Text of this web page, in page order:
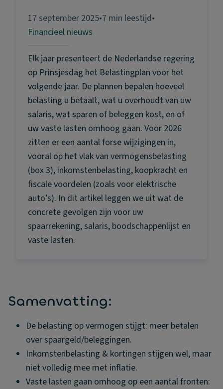
17 september 2025•7 min leestijd•
Financieel nieuws
Elk jaar presenteert de Nederlandse regering
op Prinsjesdag het Belastingplan voor het
volgende jaar. De plannen bepalen hoeveel
belasting u betaalt, wat u overhoudt van uw
salaris, wat sparen of beleggen kost, en of
uw vaste lasten omhoog gaan. Voor 2026
zitten er een aantal forse wijzigingen in,
vooral op het vlak van vermogensbelasting
(box 3), inkomstenbelasting, koopkracht en
fiscale voordelen (zoals voor elektrische
auto’s). In dit artikel leggen we uit wat de
concrete gevolgen zijn voor uw
spaarrekening, salaris, boodschappenlijst en
vaste lasten.
Samenvatting:
De belasting op vermogen stijgt: meer betalen
over spaargeld/beleggingen.
Inkomstenbelasting & kortingen stijgen wel, maar
niet volledig mee met inflatie.
Vaste lasten gaan omhoog op een aantal fronten: